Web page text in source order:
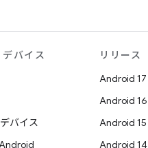
バイス
バイス
リリース
Android 17
Android 16
Android 15
Android 14